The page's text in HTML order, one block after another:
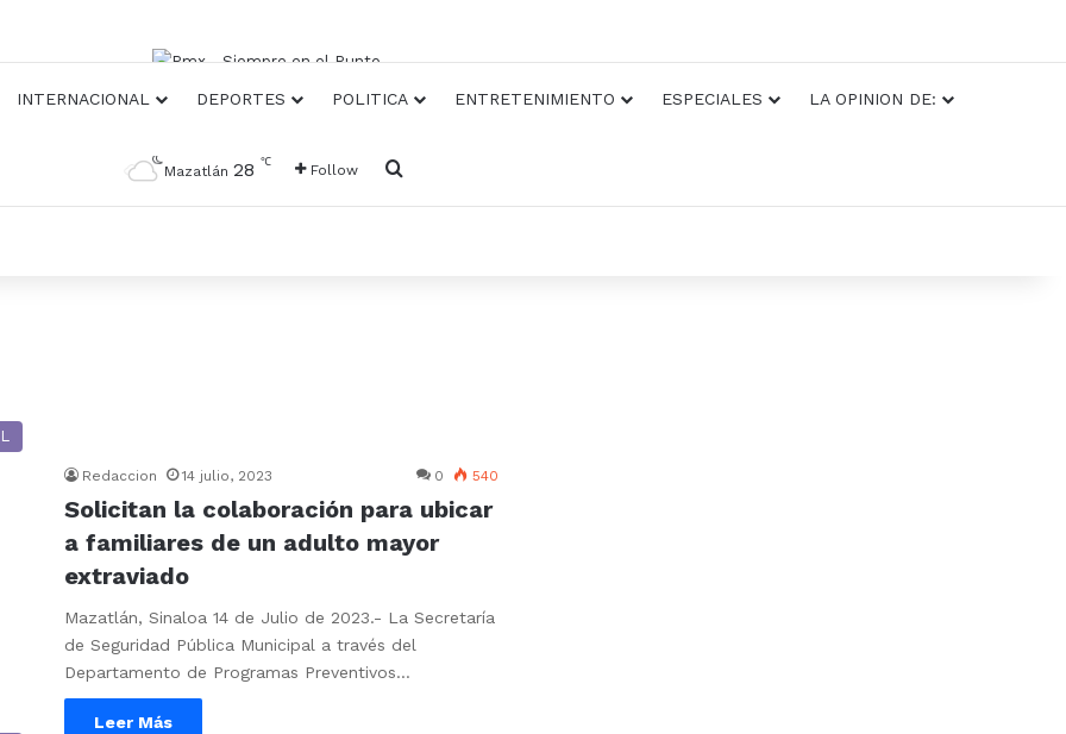
INTERNACIONAL DEPORTES POLITICA ENTRETENIMIENTO ESPECIALES LA OPINION DE:
Mazatlán 28 ℃ Follow Busqueda
Redaccion 14 julio, 2023 0 540
Solicitan la colaboración para ubicar
a familiares de un adulto mayor
extraviado
Mazatlán, Sinaloa 14 de Julio de 2023.- La Secretaría
de Seguridad Pública Municipal a través del
Departamento de Programas Preventivos…
Leer Más